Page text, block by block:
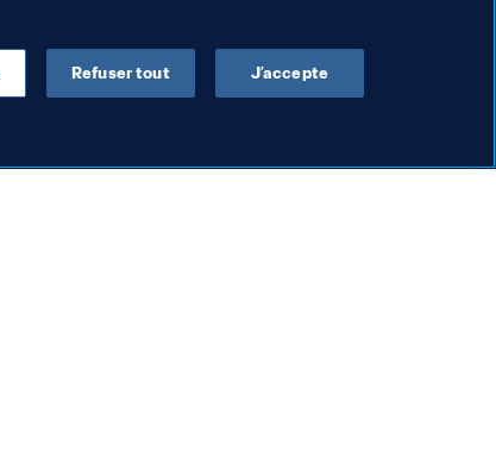
Refuser tout J’accepte